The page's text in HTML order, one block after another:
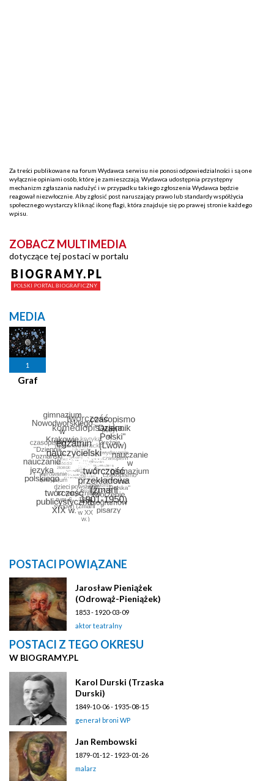
Za treści publikowane na forum Wydawca serwisu nie ponosi odpowiedzialności i są one
wyłącznie opiniami osób, które je zamieszczają. Wydawca udostępnia przystępny
mechanizm zgłaszania nadużyć i w przypadku takiego zgłoszenia Wydawca będzie
reagował niezwłocznie. Aby zgłosić post naruszający prawo lub standardy współżycia
społecznego wystarczy kliknąć ikonę flagi, która znajduje się po prawej stronie każdego
wpisu.
ZOBACZ MULTIMEDIA
dotyczące tej postaci w portalu
MEDIA
1
Graf
POSTACI POWIĄZANE
Jarosław Pieniążek
(Odrowąż-Pieniążek)
1853 - 1920-03-09
aktor teatralny
POSTACI Z TEGO OKRESU
W BIOGRAMY.PL
Karol Durski (Trzaska
Durski)
1849-10-06 - 1935-08-15
generał broni WP
Jan Rembowski
1879-01-12 - 1923-01-26
malarz